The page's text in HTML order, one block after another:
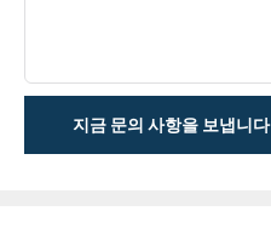
지금 문의 사항을 보냅니다